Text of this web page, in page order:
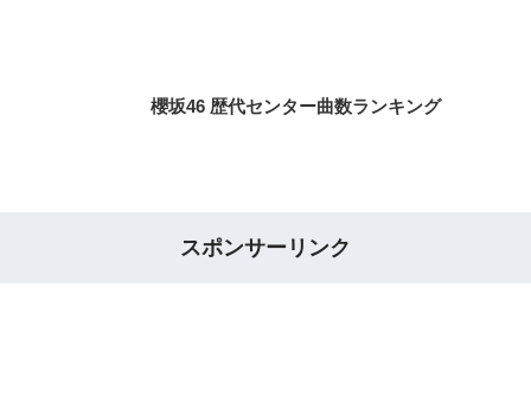
櫻坂46 歴代センター曲数ランキング
スポンサーリンク